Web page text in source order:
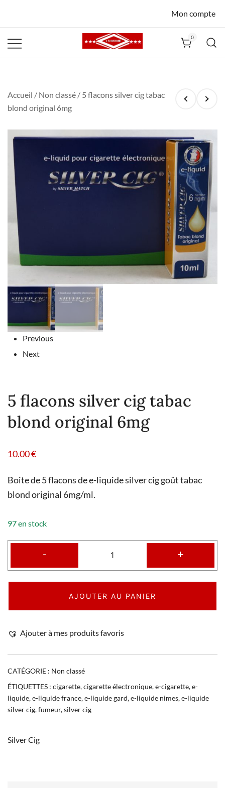
Mon compte
0
Accueil / Non classé / 5 flacons silver cig tabac
blond original 6mg
Previous
Next
5 flacons silver cig tabac
blond original 6mg
10.00€
Boite de 5 flacons de e-liquide silver cig goût tabac
blond original 6mg/ml.
97 en stock
- +
AJOUTER AU PANIER
Ajouter à mes produits favoris
CATÉGORIE : Non classé
ÉTIQUETTES : cigarette,cigarette électronique,e-cigarette,e-
liquide,e-liquide france,e-liquide gard,e-liquide nimes,e-liquide
silver cig,fumeur,silver cig
Silver Cig